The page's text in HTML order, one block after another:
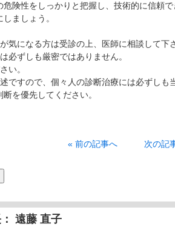
危険性をしっかりと把握し、技術的に信頼
ましょう。
気になる方は受診の上、医師に相談して下
必ずしも厳密ではありません。
い。
ですので、個々人の診断治療には必ずしも
を優先してください。
« 前の記事へ 次の記
： 遠藤 直子